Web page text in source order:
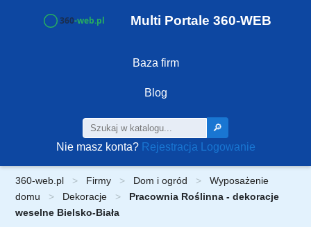
Multi Portale 360-WEB
Baza firm
Blog
🔎
Nie masz konta? Rejestracja Logowanie
360-web.pl Firmy Dom i ogród
Wyposażenie
domu
Dekoracje
Pracownia Roślinna - dekoracje
weselne Bielsko-Biała